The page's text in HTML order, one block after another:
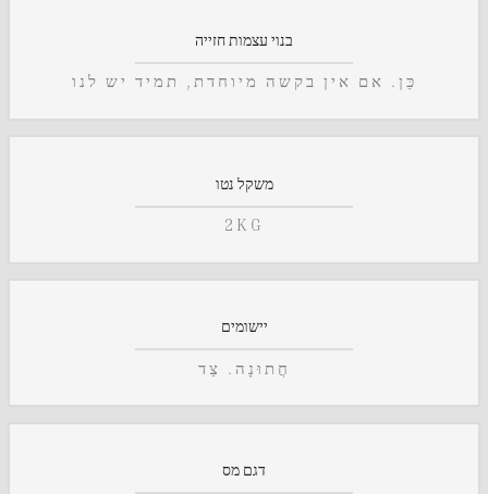
בנוי עצמות חזייה
כֵּן. אם אין בקשה מיוחדת, תמיד יש לנו
משקל נטו
2KG
יישומים
חֲתוּנָה. צַד
דגם מס